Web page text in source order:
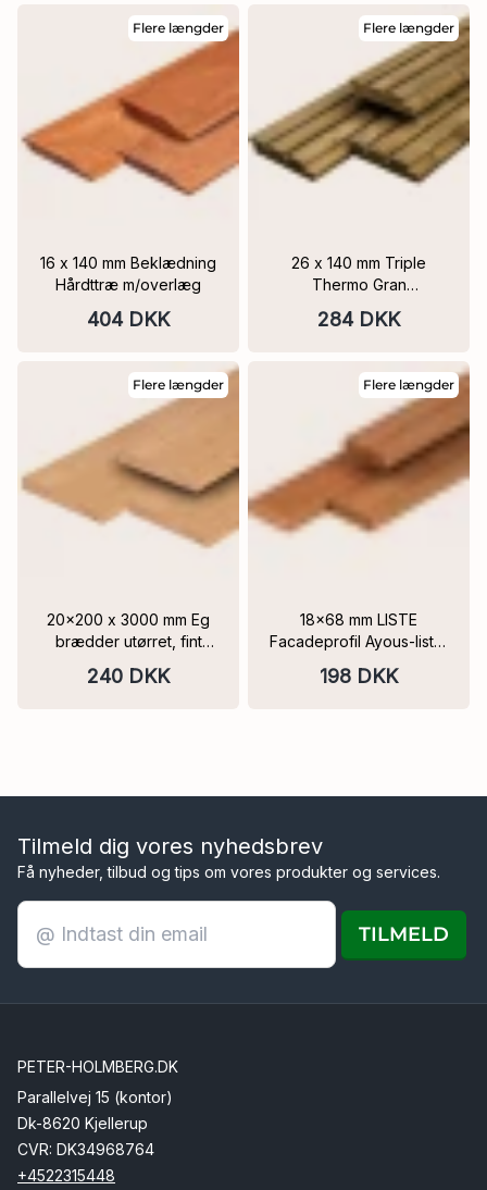
Flere længder
16 x 140 mm Beklædning
Hårdttræ m/overlæg
404 DKK
Flere længder
26 x 140 mm Triple
Thermo Gran
Høvlet med 3 x spor
284 DKK
Flere længder
20x200 x 3000 mm Eg
brædder utørret, fint
240 DKK
Flere længder
18x68 mm LISTE
Facadeprofil Ayous-lister
FLERE LÆNGDER
198 DKK
Tilmeld dig vores nyhedsbrev
Få nyheder, tilbud og tips om vores produkter og services.
TILMELD
PETER-HOLMBERG.DK
Parallelvej 15 (kontor)
Dk-8620 Kjellerup
CVR: DK34968764
+4522315448